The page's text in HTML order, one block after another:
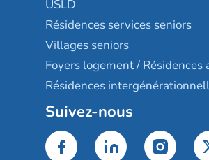
USLD
Résidences services seniors
Villages seniors
Foyers logement / Résidences
Résidences
Suivez-nous